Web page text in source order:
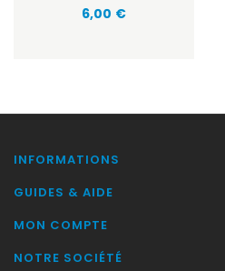
Prix
6,00 €
INFORMATIONS
GUIDES & AIDE
MON COMPTE
NOTRE SOCIÉTÉ